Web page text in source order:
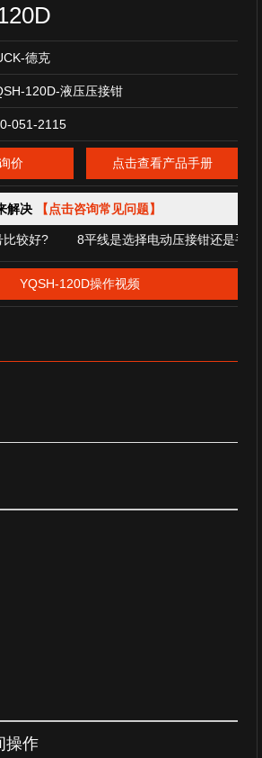
德克
120D-液压压接钳
051-2115
价 点击查看产品手册
解决 【点击咨询常见问题】
? 8平线是选择电动压接钳还是手动压
YQSH-120D操作视频
操作